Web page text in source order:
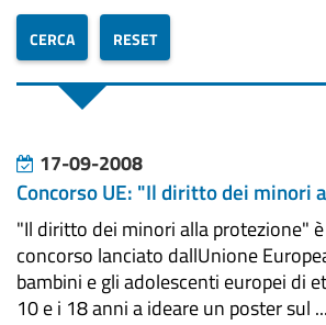
17-09-2008
Concorso UE: "Il diritto dei minori
"Il diritto dei minori alla protezione"
concorso lanciato dallUnione
bambini e gli adolescenti europei di
10 e i 18 anni a ideare un poster sul